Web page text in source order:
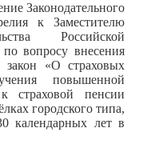
Законодательного
к Заместителю
Российской
вопросу внесения
«О страховых
повышенной
страховой пенсии
городского типа,
календарных лет в